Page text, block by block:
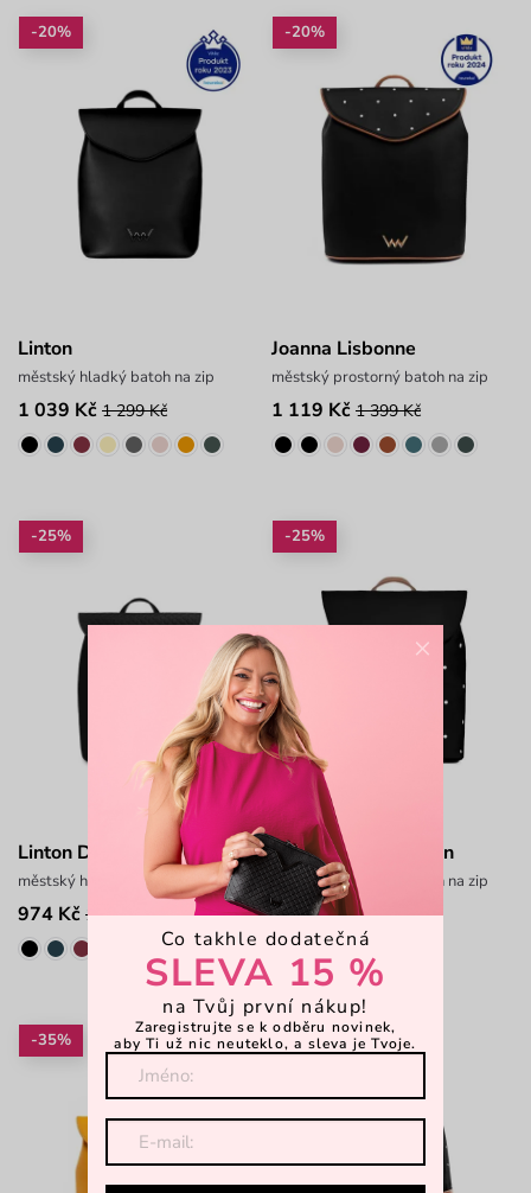
-20%
Linton
městský hladký batoh na zip
1 039 Kč 1 299 Kč
-20%
Joanna Lisbonne
městský prostorný batoh na zip
1 119 Kč 1 399 Kč
-25%
Linton Diamond Black
městský hladký batoh na zip
974 Kč 1 299 Kč
-25%
Joanna Dotty Scipion
městský prostorný batoh na zip
1 049 Kč 1 399 Kč
-35% -35%
×
Co takhle dodatečná
SLEVA 15 %
na Tvůj první nákup!
Zaregistrujte se k odběru novinek,
aby Ti už nic neuteklo, a sleva je Tvoje.